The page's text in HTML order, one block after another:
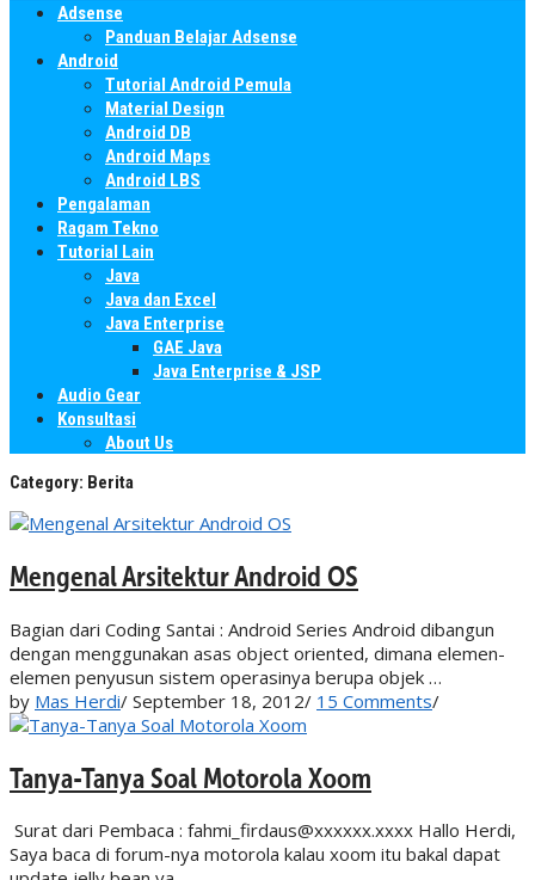
Adsense
Panduan Belajar Adsense
Android
Tutorial Android Pemula
Material Design
Android DB
Android Maps
Android LBS
Pengalaman
Ragam Tekno
Tutorial Lain
Java
Java dan Excel
Java Enterprise
GAE Java
Java Enterprise & JSP
Audio Gear
Konsultasi
About Us
Category: Berita
Mengenal Arsitektur Android OS
Bagian dari Coding Santai : Android Series Android dibangun
dengan menggunakan asas object oriented, dimana elemen-
elemen penyusun sistem operasinya berupa objek …
by Mas Herdi/ September 18, 2012/ 15 Comments/
Tanya-Tanya Soal Motorola Xoom
Surat dari Pembaca : fahmi_firdaus@xxxxxx.xxxx Hallo Herdi,
Saya baca di forum-nya motorola kalau xoom itu bakal dapat